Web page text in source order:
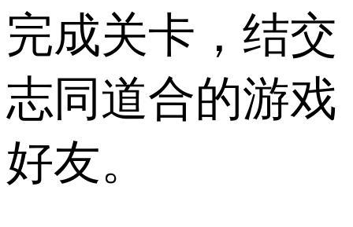
完成关卡，结交
志同道合的游戏
好友。